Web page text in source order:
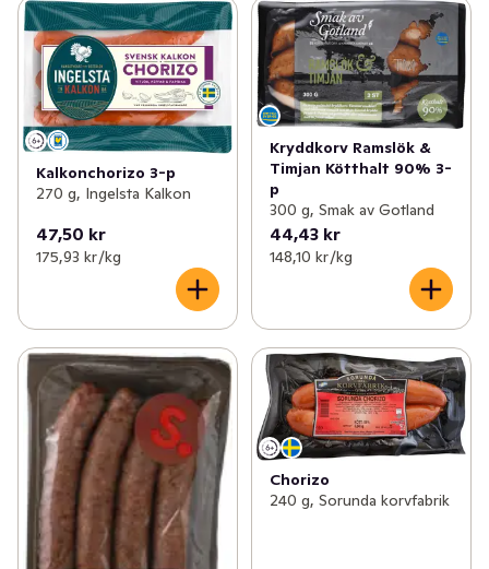
Kalkonchorizo 3-p
270 g, Ingelsta Kalkon
47,50 kr
175,93 kr /kg
Kryddkorv Ramslök &
Timjan Kötthalt 90% 3-
p
300 g, Smak av Gotland
44,43 kr
148,10 kr /kg
Chorizo
240 g, Sorunda korvfabrik